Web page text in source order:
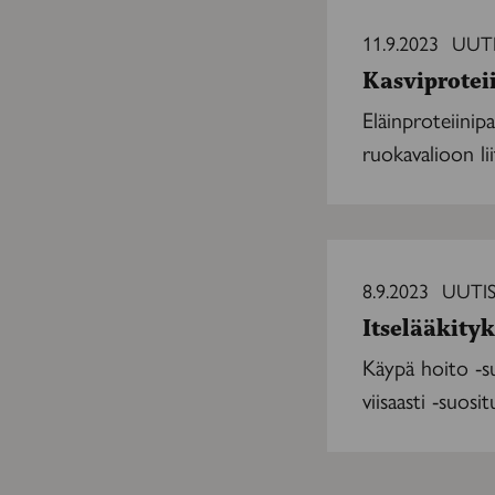
edistää
terveyttä,
11.9.2023
ruokavalioon
Käypä
hoito
suositus
päivittyi
8.9.2023
Käypä hoito -
viisaasti -